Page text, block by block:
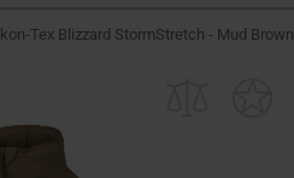
Tex Blizzard StormStretch - Mud Brown